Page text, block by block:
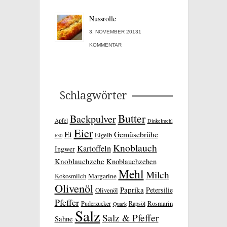
Nussrolle
3. NOVEMBER 20131
KOMMENTAR
Schlagwörter
Apfel BackpulverButter Dinkelmehl
630 Ei Eier Eigelb Gemüsebrühe
Ingwer Kartoffeln Knoblauch
Knoblauchzehe Knoblauchzehen
Kokosmilch Margarine Mehl Milch
Olivenöl Olivenöl Paprika Petersilie
Pfeffer Puderzucker Quark Rapsöl Rosmarin
Sahne SalzSalz & Pfeffer